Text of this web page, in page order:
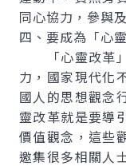
同心協力，參與
四、要成為「心
「心靈改革」
力，國家現代化
國人的思想觀念
靈改革就是要導
價值觀念，這些
邀集很多相關人